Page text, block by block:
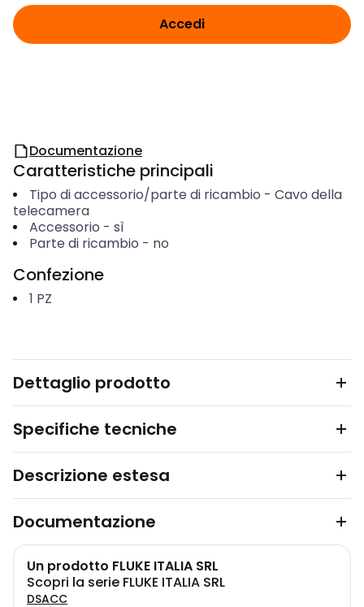
Accedi
Documentazione
Caratteristiche principali
Tipo di accessorio/parte di ricambio - Cavo della
telecamera
Accessorio - sì
Parte di ricambio - no
Confezione
1 PZ
Dettaglio prodotto
Specifiche tecniche
Descrizione estesa
Documentazione
Un prodotto FLUKE ITALIA SRL
Scopri la serie FLUKE ITALIA SRL
DSACC